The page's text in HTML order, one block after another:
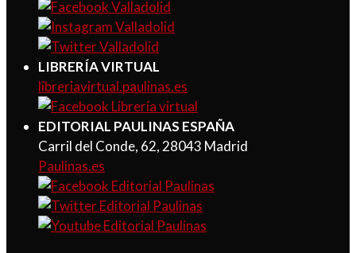
LIBRERÍA VIRTUAL
libreriavirtual.paulinas.es
EDITORIAL PAULINAS ESPAÑA
Carril del Conde, 62, 28043 Madrid
Paulinas.es